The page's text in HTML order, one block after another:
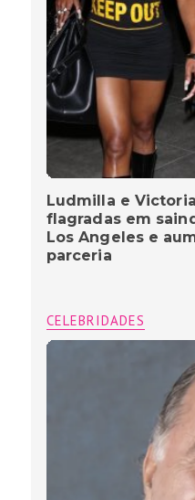
Ludmilla e
flagradas em
Los Angeles e
parceria
CELEBRIDADES